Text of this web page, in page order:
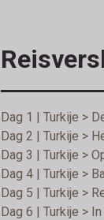
Dag 1 | Turkije >
Dag 2 | Turkije >
Dag 3 | Turkije >
Dag 4 | Turkije >
Dag 5 | Turkije >
Dag 6 | Turkije >